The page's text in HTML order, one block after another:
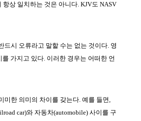
상 일치하는 것은 아니다. KJV도 NASV
드시 오류라고 말할 수는 없는 것이다. 영
를 가지고 있다. 이러한 경우는 어떠한 언
미한 의미의 차이를 갖는다. 예를 들면,
car)와 자동차(automobile) 사이를 구